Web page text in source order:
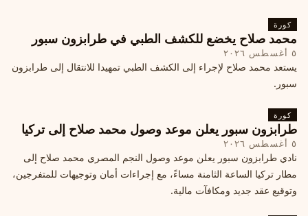
كورة
محمد صلاح يخضع للكشف الطبي في طرابزون سبور
٥ أغسطس ٢٠٢٦
يستعد محمد صلاح لإجراء إلى الكشف الطبي تمهيدا للانتقال إلى طرابزون
سبور.
كورة
طرابزون سبور يعلن موعد وصول محمد صلاح إلى تركيا
٥ أغسطس ٢٠٢٦
نادي طرابزون سبور يعلن موعد وصول النجم المصري محمد صلاح إلى
مطار تركيا الساعة الثامنة مساءً، مع إجراءات أمان وتوجيهات للمتفرجين،
وتوقيع عقد جديد ومكافآت مالية.